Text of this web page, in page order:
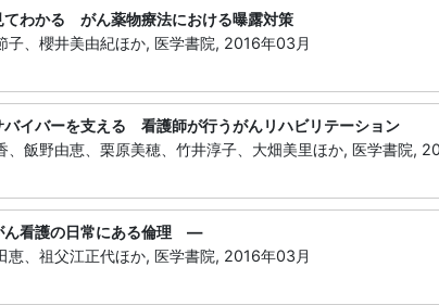
わかる がん薬物療法における曝露対策
、櫻井美由紀ほか, 医学書院, 2016年03月
バーを支える 看護師が行うがんリハビリテーション
飯野由恵、栗原美穂、竹井淳子、大畑美里ほか, 医学書院,
看護の日常にある倫理 ―
、祖父江正代ほか, 医学書院, 2016年03月